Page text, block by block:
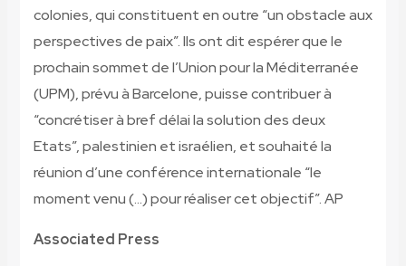
colonies, qui constituent en outre “un obstacle aux
perspectives de paix”. Ils ont dit espérer que le
prochain sommet de l’Union pour la Méditerranée
(UPM), prévu à Barcelone, puisse contribuer à
“concrétiser à bref délai la solution des deux
Etats”, palestinien et israélien, et souhaité la
réunion d’une conférence internationale “le
moment venu (…) pour réaliser cet objectif”. AP
Associated Press